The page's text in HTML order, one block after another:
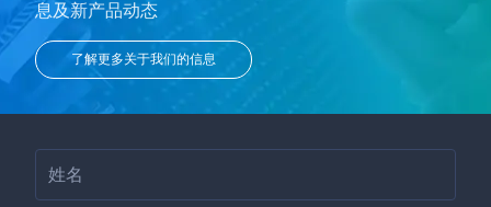
息及新产品动态
了解更多关于我们的信息